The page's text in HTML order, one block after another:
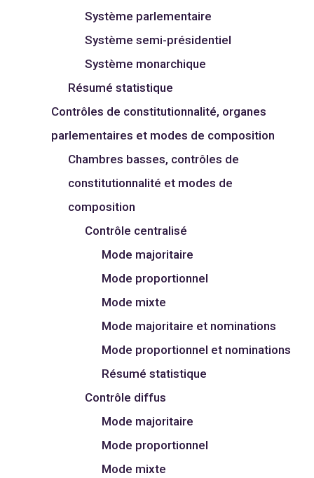
Système parlementaire
Système semi-présidentiel
Système monarchique
Résumé statistique
Contrôles de constitutionnalité, organes
parlementaires et modes de composition
Chambres basses, contrôles de
constitutionnalité et modes de
composition
Contrôle centralisé
Mode majoritaire
Mode proportionnel
Mode mixte
Mode majoritaire et nominations
Mode proportionnel et nominations
Résumé statistique
Contrôle diffus
Mode majoritaire
Mode proportionnel
Mode mixte